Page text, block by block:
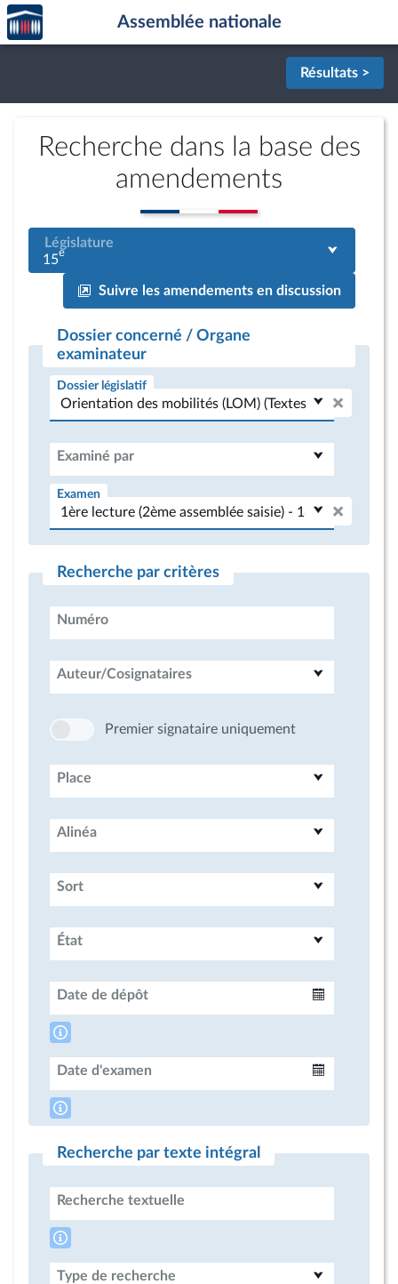
Aller au contenu
Aller en bas de la page
Accèder
à la
page
Assemblée nationale
Résultats >
Recherche dans la base des
amendements
Législature
15e
Suivre les amendements en discussion
Dossier concerné / Organe
examinateur
Dossier législatif
Examiné par
Examen
Recherche par critères
Numéro
Auteur/Cosignataires
Premier signataire uniquement
Place
Alinéa
Sort
État
Date de dépôt
Date d'examen
Recherche par texte intégral
Recherche textuelle
Type de recherche